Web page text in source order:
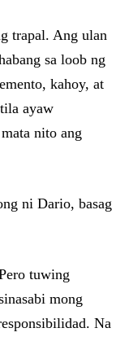
trapal. Ang ulan
sa loob ng
kahoy, at
ayaw
nito ang
ni Dario, basag
tuwing
mong
Na